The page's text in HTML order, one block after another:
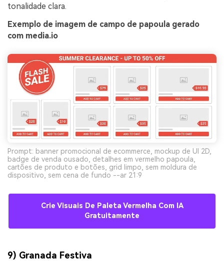
tonalidade clara.
Exemplo de imagem de campo de papoula gerado
com media.io
Prompt: banner promocional de ecommerce, mockup de UI 2D,
badge de venda ousado, detalhes em vermelho papoula,
cartões de produto e botões, grid limpo, sem moldura de
dispositivo, sem cena de fundo --ar 21:9
Crie Visuais De Paleta Vermelha Com IA
Gratuitamente
9) Granada Festiva